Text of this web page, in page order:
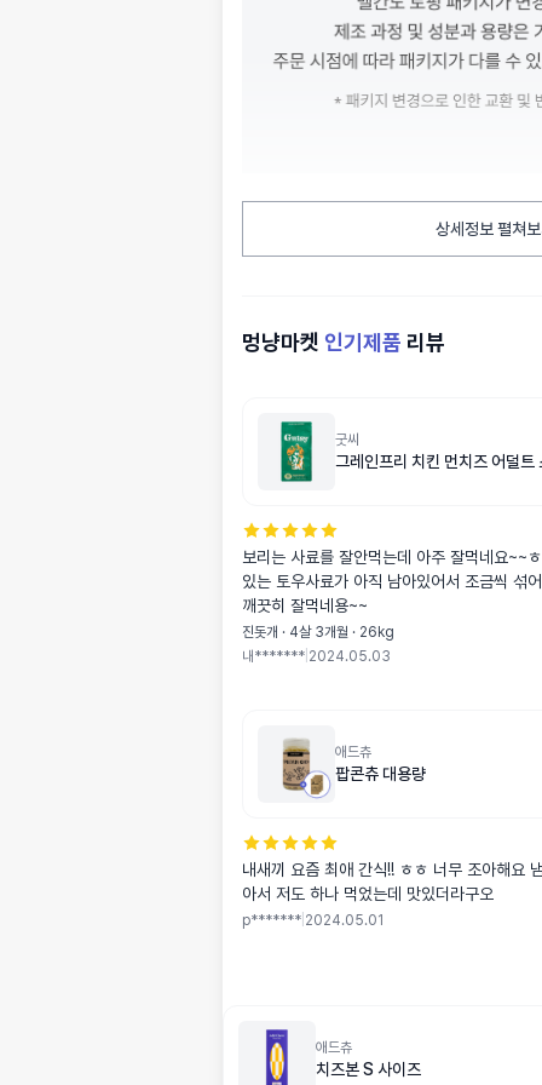
상세정보 펼쳐
멍냥마켓 인기제품 리뷰
굿씨
그레인프리 치킨 먼치즈 어덜
보리는 사료를 잘안먹는데 아주 잘먹네요~~
있는 토우사료가 아직 남아있어서 조금씩 섞
깨끗히 잘먹네용~~
진돗개 · 4살 3개월 · 26kg
내******* 2024.05.03
애드츄
팝콘츄 대용량
내새끼 요즘 최애 간식!! ㅎㅎ 너무 조아해요
아서 저도 하나 먹었는데 맛있더라구오
p******* 2024.05.01
애드츄
치즈본 S 사이즈